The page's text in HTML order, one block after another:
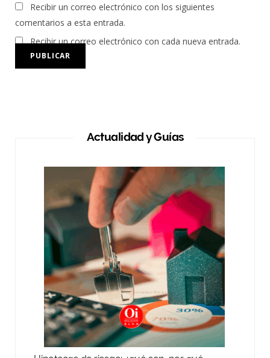
Recibir un correo electrónico con los siguientes
comentarios a esta entrada.
Recibir un correo electrónico con cada nueva entrada.
Actualidad y Guías